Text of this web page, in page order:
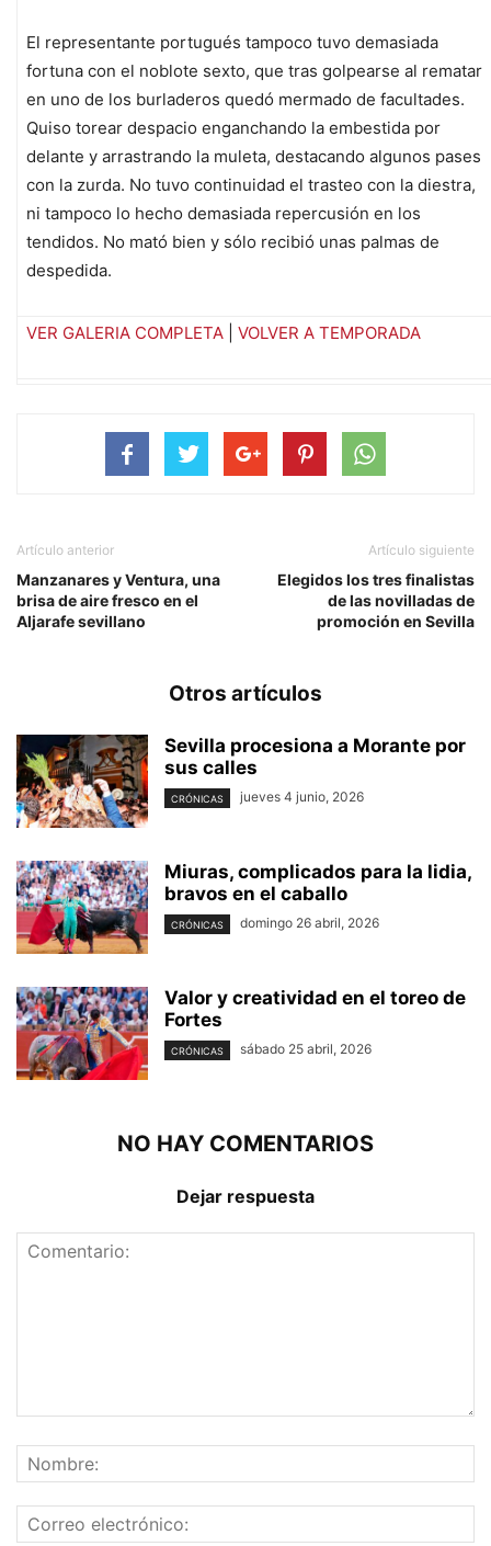
El representante portugués tampoco tuvo demasiada
fortuna con el noblote sexto, que tras golpearse al rematar
en uno de los burladeros quedó mermado de facultades.
Quiso torear despacio enganchando la embestida por
delante y arrastrando la muleta, destacando algunos pases
con la zurda. No tuvo continuidad el trasteo con la diestra,
ni tampoco lo hecho demasiada repercusión en los
tendidos. No mató bien y sólo recibió unas palmas de
despedida.
VER GALERIA COMPLETA VOLVER A TEMPORADA
Artículo anterior
Manzanares y Ventura, una
brisa de aire fresco en el
Aljarafe sevillano
Artículo siguiente
Elegidos los tres finalistas
de las novilladas de
promoción en Sevilla
Otros artículos
Sevilla procesiona a Morante por
sus calles
CRÓNICAS jueves 4 junio, 2026
Miuras, complicados para la lidia,
bravos en el caballo
CRÓNICAS domingo 26 abril, 2026
Valor y creatividad en el toreo de
Fortes
CRÓNICAS sábado 25 abril, 2026
NO HAY COMENTARIOS
Dejar respuesta